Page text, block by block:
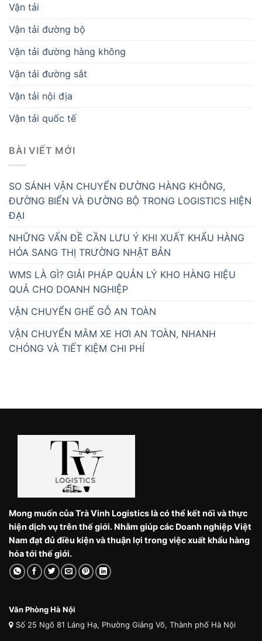
Vận tải
Vận tải đường bộ
Vận tải đường hàng không
Vận tải đường sắt
Vận tải nội địa
Vận tải quốc tế
BÀI VIẾT MỚI
SO SÁNH VẬN CHUYỂN ĐƯỜNG HÀNG KHÔNG,
ĐƯỜNG BIỂN VÀ ĐƯỜNG BỘ TRONG LOGISTICS HIỆN
ĐẠI
NHỮNG VẤN ĐỀ CẦN LƯU Ý KHI XUẤT KHẨU HÀNG
HÓA SANG THỊ TRƯỜNG NHẬT BẢN
WMS LÀ GÌ? GIẢI PHÁP QUẢN LÝ KHO HÀNG HIỆU
QUẢ CHO DOANH NGHIỆP
VẬN CHUYỂN GHẾ GỖ AN TOÀN
VẬN CHUYỂN MÂM XE HƠI AN TOÀN, NHANH
CHÓNG VÀ TIẾT KIỆM CHI PHÍ
Mong muốn của Trà Vinh Logistics là có thể kết nối và thực
hiện dịch vụ trên thế giới. Nhằm giúp các Doanh nghiệp Việt
Nam đạt đủ điều kiện và thuận lợi trong việc xuất khẩu hàng
hóa tới thế giới.
Văn Phòng Hà Nội
Số 25 Ngõ 81 Láng Hạ, Phường Giảng Võ, Thành phố Hà Nội